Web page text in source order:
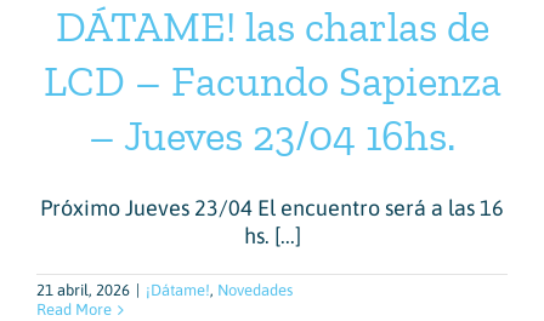
DÁTAME! las charlas de
LCD – Facundo Sapienza
– Jueves 23/04 16hs.
Próximo Jueves 23/04 El encuentro será a las 16
hs. [...]
21 abril, 2026 ¡Dátame!, Novedades
Read More